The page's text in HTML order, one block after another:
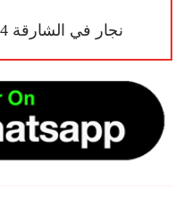
نجار في الشارقة 24 ساعة :0545681606